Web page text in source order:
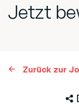
Jetzt
Zurück zur